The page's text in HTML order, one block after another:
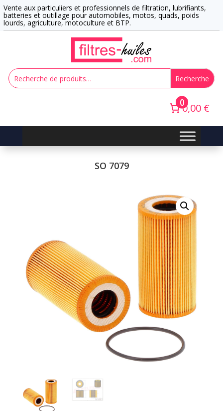
Vente aux particuliers et professionnels de filtration, lubrifiants,
batteries et outillage pour automobiles, motos, quads, poids
lourds, agriculture, motoculture et BTP.
Recherche
00,00 €
SO 7079